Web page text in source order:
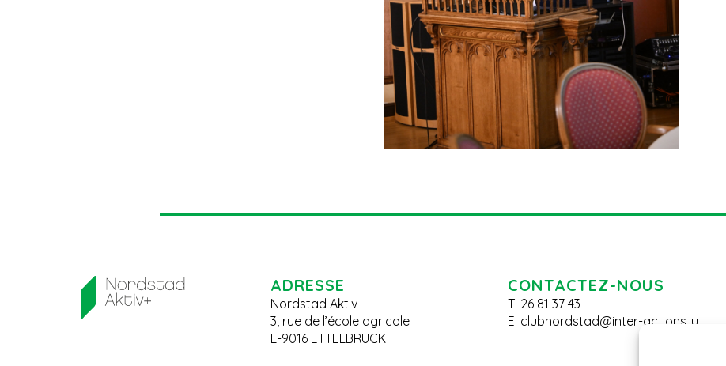
ADRESSE
Nordstad Aktiv+
3, rue de l’école agricole
L-9016 ETTELBRUCK
CONTACTEZ-NOUS
T: 26 81 37 43
E: clubnordstad@inter-actions.lu